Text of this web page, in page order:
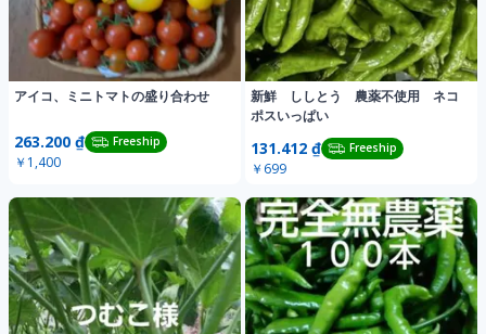
アイコ、ミニトマトの盛り合わせ
263.200 ₫ Freeship
￥1,400
新鮮 ししとう 農薬不使用 ネコ
ポスいっぱい
131.412 ₫ Freeship
￥699